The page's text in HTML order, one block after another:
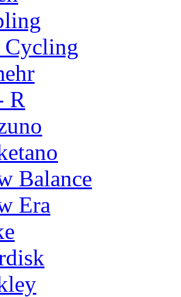
Cycling
R
Balance
Era